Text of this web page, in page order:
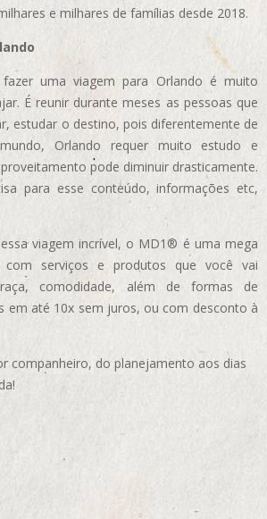
e milhares de famílias desde 2018.
uma viagem para Orlando é muito
É reunir durante meses as pessoas que
estudar o destino, pois diferentemente de
Orlando requer muito estudo e
pode diminuir drasticamente.
para esse conteúdo, informações etc,
viagem incrível, o MD1® é uma mega
com serviços e produtos que você vai
comodidade, além de formas de
em até 10x sem juros, ou com desconto à
companheiro, do planejamento aos dias